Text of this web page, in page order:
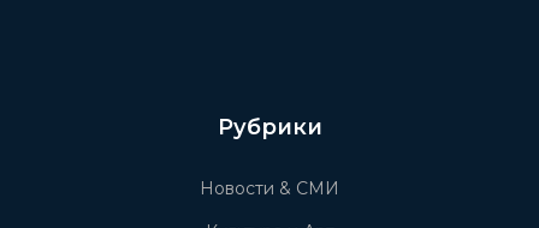
Рубрики
Новости & СМИ